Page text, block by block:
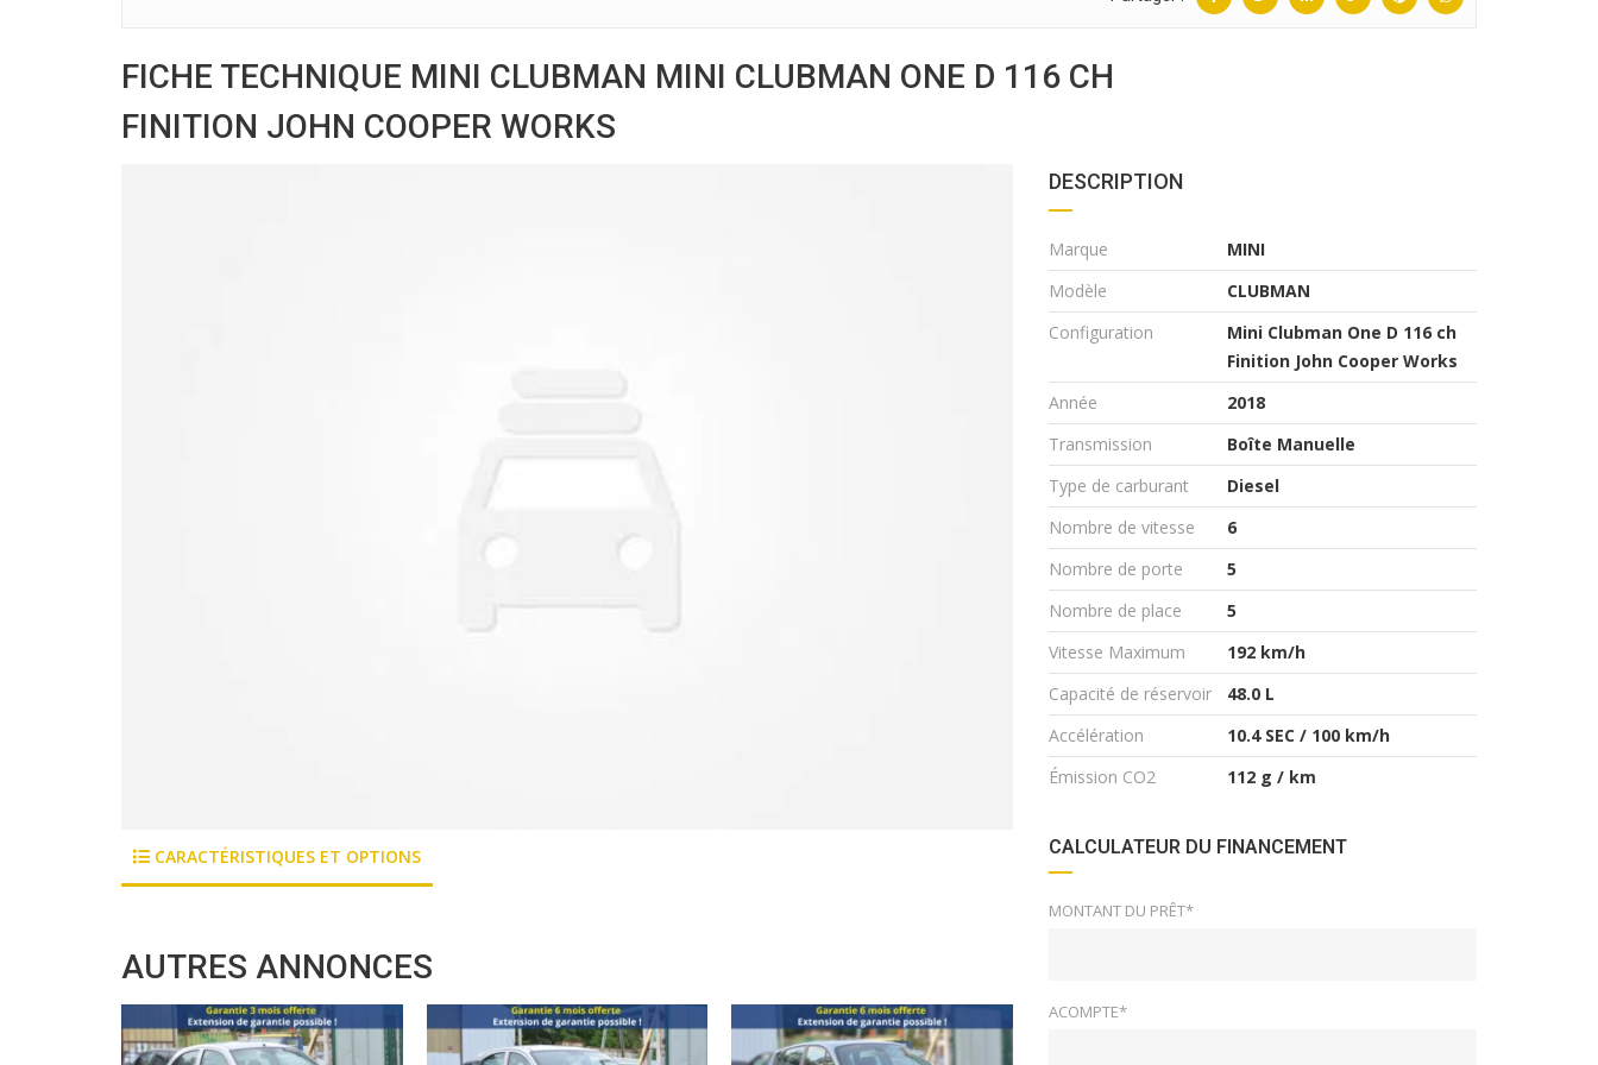
FICHE TECHNIQUE MINI CLUBMAN MINI CLUBMAN ONE D 116 CH
FINITION JOHN COOPER WORKS
CARACTÉRISTIQUES ET OPTIONS
AUTRES ANNONCES
DESCRIPTION
Marque
MINI
Modèle
CLUBMAN
Configuration
Mini Clubman One D 116 ch
Finition John Cooper Works
Année
2018
Transmission
Boîte Manuelle
Type de carburant
Diesel
Nombre de vitesse
6
Nombre de porte
5
Nombre de place
5
Vitesse Maximum
192 km/h
Capacité de réservoir
48.0 L
Accélération
10.4 SEC / 100 km/h
Émission CO2
112 g / km
CALCULATEUR DU FINANCEMENT
MONTANT DU PRÊT*
ACOMPTE*